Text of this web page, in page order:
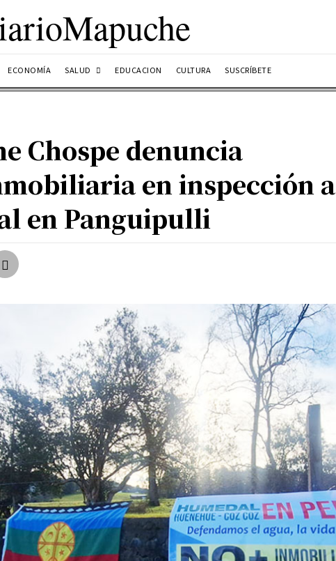
ECONOMÍA SALUD EDUCACION CULTURA SUSCRÍBETE
Chospe denuncia
en inspección a
en Panguipulli